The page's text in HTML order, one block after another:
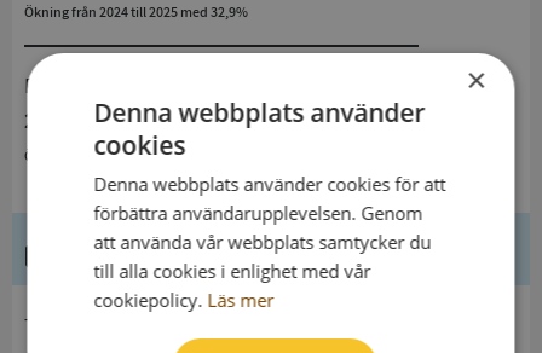
Ökning från 2024 till 2025 med 32,9%
Resultat
210 kSEK
Ökning från 2024 till 2025 med 296,2%
Kontaktuppgifter
×
Denna webbplats använder
cookies
Denna webbplats använder cookies för att
förbättra användarupplevelsen. Genom
att använda vår webbplats samtycker du
till alla cookies i enlighet med vår
cookiepolicy. Läs mer